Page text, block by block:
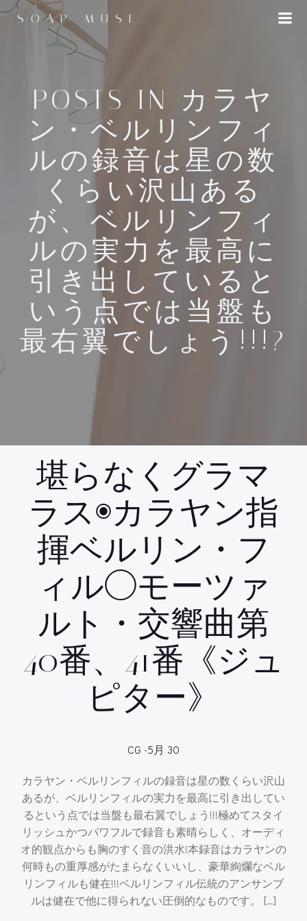
へ
ス
キ
プ
SOAP MUSE
POSTS IN カラヤ
ン・ベルリンフィ
ルの録音は星の数
くらい沢山ある
が、ベルリンフィ
ルの実力を最高に
引き出していると
いう点では当盤も
最右翼でしょう!!!?
堪らなくグラマ
ラス◉カラヤン指
揮ベルリン・フ
ィル◯モーツァ
ルト・交響曲第
40番、41番《ジュ
ピター》
CG -5月 30
カラヤン・ベルリンフィルの録音は星の数くらい沢山
あるが、ベルリンフィルの実力を最高に引き出してい
るという点では当盤も最右翼でしょう!!!極めてスタイ
リッシュかつパワフルで録音も素晴らしく、オーディ
オ的観点からも胸のすく音の洪水!本録音はカラヤンの
何時もの重厚感がたまらなくいいし、豪華絢爛なベル
リンフィルも健在!!!ベルリンフィル伝統のアンサンブ
ルは健在で他に得られない圧倒的なものです。 […]